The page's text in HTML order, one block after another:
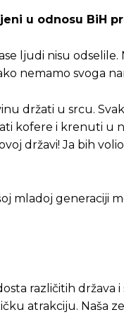
u odnosu BiH
ljudi nisu
nemamo svoga
držati u srcu.
kofere i krenuti u
državi! Ja bih
mladoj generaciji
različitih
atrakciju. Naša